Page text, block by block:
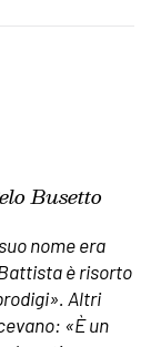
Busetto
nome era
è risorto
Altri
«È un